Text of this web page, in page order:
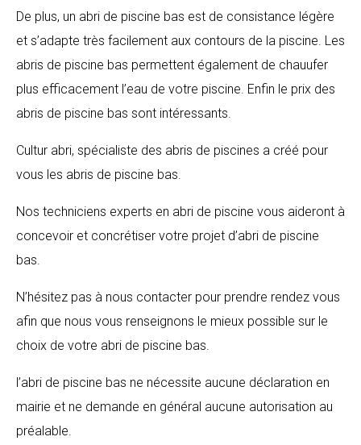
De plus, un abri de piscine bas est de consistance légère
et s’adapte très facilement aux contours de la piscine. Les
abris de piscine bas permettent également de chauufer
plus efficacement l’eau de votre piscine. Enfin le prix des
abris de piscine bas sont intéressants.
Cultur abri, spécialiste des abris de piscines a créé pour
vous les abris de piscine bas.
Nos techniciens experts en abri de piscine vous aideront à
concevoir et concrétiser votre projet d’abri de piscine
bas.
N’hésitez pas à nous contacter pour prendre rendez vous
afin que nous vous renseignons le mieux possible sur le
choix de votre abri de piscine bas.
l’abri de piscine bas ne nécessite aucune déclaration en
mairie et ne demande en général aucune autorisation au
préalable.